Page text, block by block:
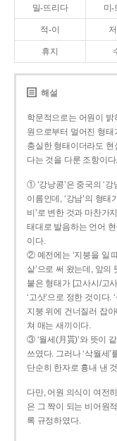
밀-뜨리다 미-
적-이
휴지
해설
학문적으로는 어원이
원으로부터 멀어진 형태
충실한 형태이더라도
다는 것을 다룬 조항이다.
① ‘강낭콩’은 중국의 ‘
이름인데, ‘강남’의 형태
비’로 변한 것과 마찬가
태대로 발음하는 언어 현
이다.
② 예전에는 ‘지붕을 일
샅’으로 써 왔는데, 앞의
붙은 형태가 [고사시/고
‘고삿’으로 정한 것이다.
지붕 위에 건너질러 잡
쳐 매는 새끼이다.
③ ‘월세(月貰)’와 뜻이
쓰였다. 그러나 ‘삭월세’
단순히 한자로 흉내 낸
다만, 어원 의식이 여전
은 그 짝이 되는 비어원
록 규정하였다.